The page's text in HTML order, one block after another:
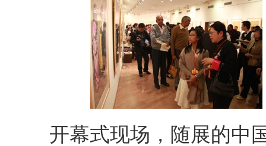
开幕式现场，随展的中国